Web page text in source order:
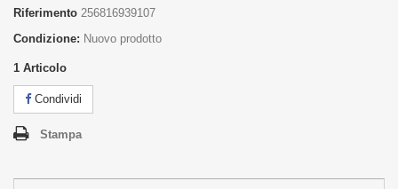
Riferimento 256816939107
Condizione: Nuovo prodotto
1 Articolo
Condividi
Stampa